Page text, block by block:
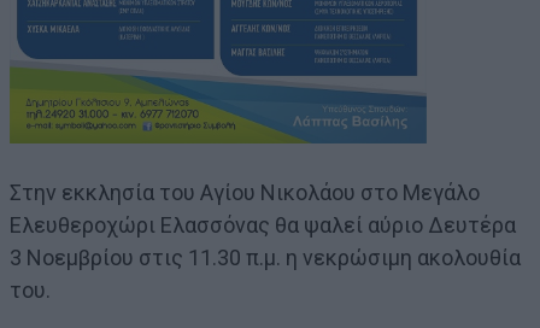
Στην εκκλησία του Αγίου Νικολάου στο Μεγάλο
Ελευθεροχώρι Ελασσόνας θα ψαλεί αύριο Δευτέρα
3 Νοεμβρίου στις 11.30 π.μ. η νεκρώσιμη ακολουθία
του.